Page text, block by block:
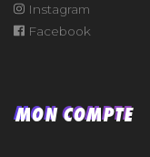
Instagram
Facebook
MON COMPTE